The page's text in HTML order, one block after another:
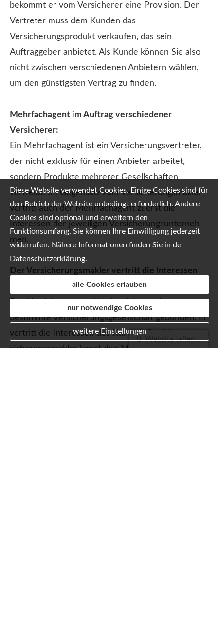
bekommt er vom Versicherer eine Provision. Der
Vertreter muss dem Kunden das
Versicherungsprodukt verkaufen, das sein
Auftraggeber anbietet. Als Kunde können Sie also
nicht zwischen verschiedenen Anbietern wählen,
um den günstigsten Vertrag zu finden.
Mehrfachagent im Auftrag verschiedener
Versicherer:
Ein Mehrfachagent ist ein Versicherungsvertreter,
der nicht exklusiv für einen Anbieter arbeitet,
sondern Produkte mehrerer Gesellschaften
vertreibt. Im Gegensatz zum Ver­sicherungs­makler
vertritt auch der Mehrfachagent zuerst die
Interessen der jeweiligen Ver­si­che­rungs­un­ter­neh­
men.
Der Ver­sicherungs­makler vertritt die Interessen
Der Ver­sicherungs­makler ist nicht an eine
bestimmte Versicherungsgesellschaft gebunden. Er
vertritt die Interessen des Kunden. Der Ver­
sicherungs­makler kennt den Markt genau, berät
Diese Website verwendet Cookies. Einige Cookies sind für
den Betrieb der Website unbedingt erforderlich. Andere
Cookies sind optional und erweitern den
Funktionsumfang. Sie können Ihre Einwilligung jederzeit
widerrufen. Nähere Informationen finden Sie in der
Datenschutzerklärung.
alle Cookies erlauben
nur notwendige Cookies
weitere Einstellungen
Website teilen...